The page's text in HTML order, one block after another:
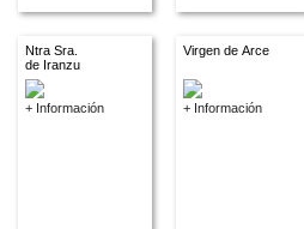
Ntra Sra.
de Iranzu
+ Información
Virgen de Arce
+ Información